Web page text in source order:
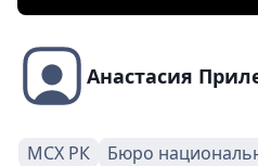
Анастасия
МСХ РК
Бюро